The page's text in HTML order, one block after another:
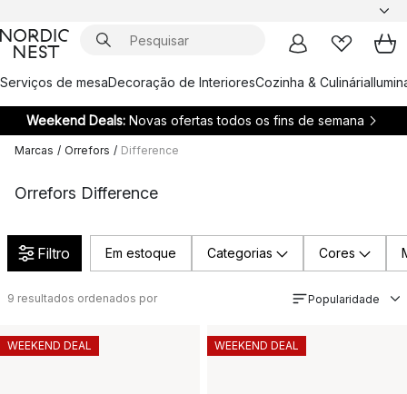
Serviços de mesaDecoração de InterioresCozinha & Culinária
Weekend Deals: Novas ofertas todos os fins de semana
Marcas / Orrefors / Difference
Orrefors Difference
Filtro Em estoque Categorias Cores
9 resultados ordenados por Popularidade
WEEKEND DEAL WEEKEND DEAL